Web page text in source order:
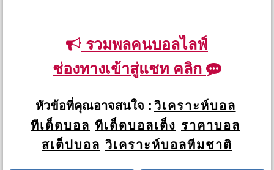
รวมพลคนบอลไลฟ์
ช่องทางเข้าสู่แชท คลิก
หัวข้อที่คุณอาจสนใจ : วิเคราะห์บอล
ทีเด็ดบอล ทีเด็ดบอลเต็ง ราคาบอล
สเต็ปบอล วิเคราะห์บอลทีมชาติ